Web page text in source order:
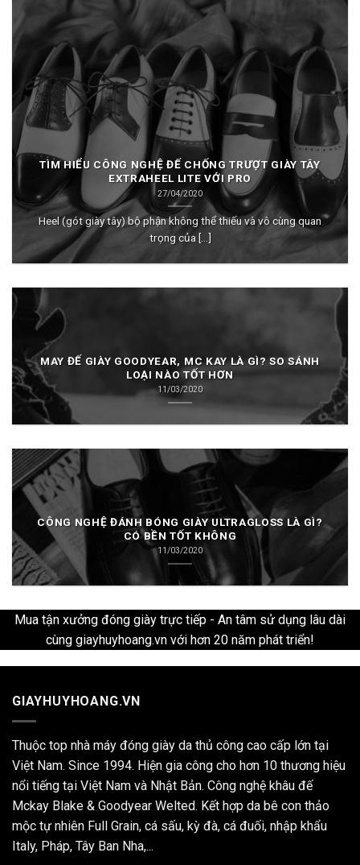
TÌM HIỂU CÔNG NGHỆ ĐẾ CHỐNG TRƯỢT GIÀY TÂY
EXTRAHEEL LITE VỚI PRO
27/04/2020
Heel (gót giày tây) bộ phận không thể thiếu và vô cùng quan
trọng của [...]
MAY ĐẾ GIÀY GOODYEAR, MC KAY LÀ GÌ? SO SÁNH
LOẠI NÀO TỐT HƠN
11/03/2020
CÔNG NGHỆ ĐÁNH BÓNG GIÀY ULTRAGLOSS LÀ GÌ?
CÓ BỀN TỐT KHÔNG
11/03/2020
Mua tận xưởng đóng giày trực tiếp - An tâm sử dụng lâu dài
cùng giayhuyhoang.vn với hơn 20 năm phát triển!
GIAYHUYHOANG.VN
Thuộc top nhà máy đóng giày da thủ công cao cấp lớn tại
Việt Nam. Since 1994. Hiện gia công cho hơn 10 thương hiệu
nổi tiếng tại Việt Nam và Nhật Bản. Công nghệ khâu đế
Mckay Blake & Goodyear Welted. Kết hợp da bê con thảo
mộc tự nhiên Full Grain, cá sấu, kỳ đà, cá đuối, nhập khẩu
Italy, Pháp, Tây Ban Nha,...